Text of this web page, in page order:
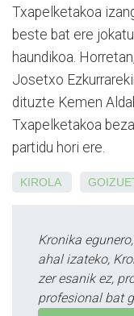
Txapelketakoa
beste bat ere
haundikoa.
Josetxo
dituzte Kemen
Txapelketakoa
partidu hori ere.
KIROLA
Kronika
ahal izateko,
zer esanik ez,
profesional bat